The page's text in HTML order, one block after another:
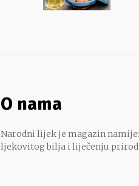
O nama
Narodni lijek je magazin
ljekovitog bilja i liječenju